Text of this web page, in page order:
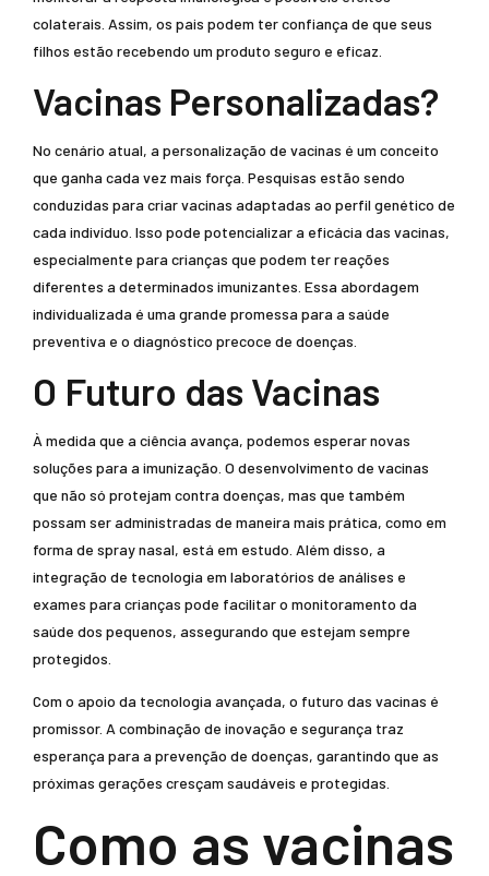
colaterais. Assim, os pais podem ter confiança de que seus
filhos estão recebendo um produto seguro e eficaz.
Vacinas Personalizadas?
No cenário atual, a personalização de vacinas é um conceito
que ganha cada vez mais força. Pesquisas estão sendo
conduzidas para criar vacinas adaptadas ao perfil genético de
cada indivíduo. Isso pode potencializar a eficácia das vacinas,
especialmente para crianças que podem ter reações
diferentes a determinados imunizantes. Essa abordagem
individualizada é uma grande promessa para a saúde
preventiva e o diagnóstico precoce de doenças.
O Futuro das Vacinas
À medida que a ciência avança, podemos esperar novas
soluções para a imunização. O desenvolvimento de vacinas
que não só protejam contra doenças, mas que também
possam ser administradas de maneira mais prática, como em
forma de spray nasal, está em estudo. Além disso, a
integração de tecnologia em laboratórios de análises e
exames para crianças pode facilitar o monitoramento da
saúde dos pequenos, assegurando que estejam sempre
protegidos.
Com o apoio da tecnologia avançada, o futuro das vacinas é
promissor. A combinação de inovação e segurança traz
esperança para a prevenção de doenças, garantindo que as
próximas gerações cresçam saudáveis e protegidas.
Como as vacinas